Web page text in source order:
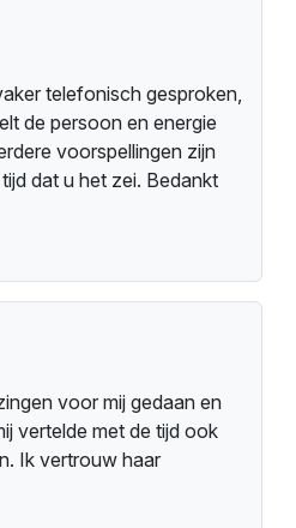
telefonisch gesproken,
de persoon en energie
voorspellingen zijn
dat u het zei. Bedankt
voor mij gedaan en
vertelde met de tijd ook
Ik vertrouw haar